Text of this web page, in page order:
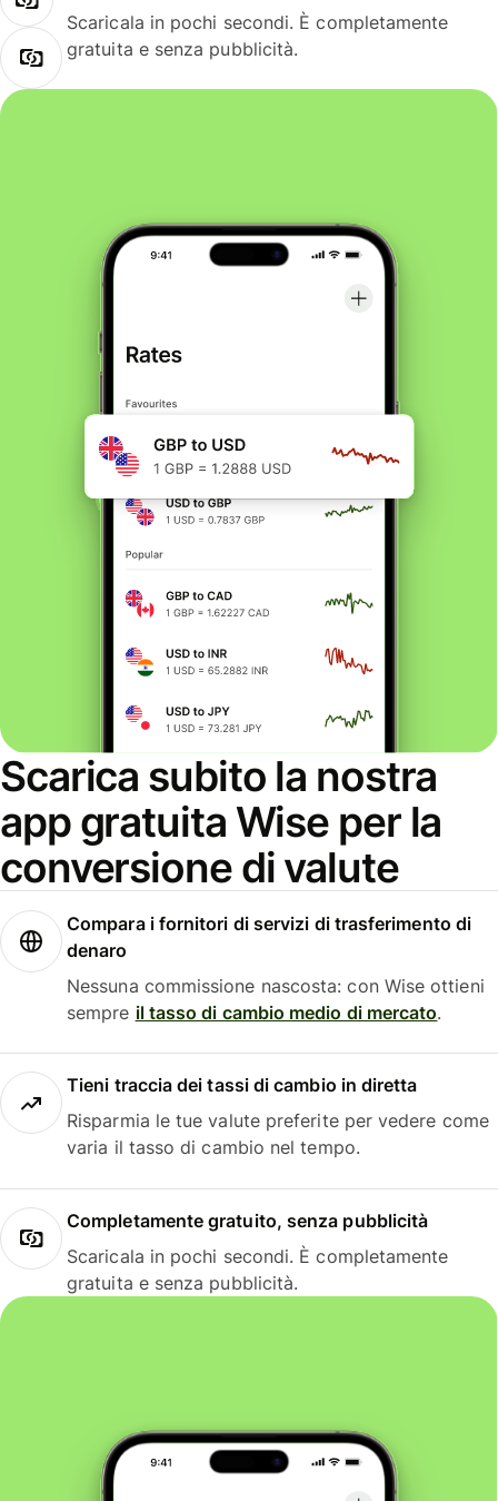
Scaricala in pochi secondi. È completamente
gratuita e senza pubblicità.
Scarica subito la nostra
app gratuita Wise per la
conversione di valute
Compara i fornitori di servizi di trasferimento di
denaro
Nessuna commissione nascosta: con Wise ottieni
sempre il tasso di cambio medio di mercato.
Tieni traccia dei tassi di cambio in diretta
Risparmia le tue valute preferite per vedere come
varia il tasso di cambio nel tempo.
Completamente gratuito, senza pubblicità
Scaricala in pochi secondi. È completamente
gratuita e senza pubblicità.